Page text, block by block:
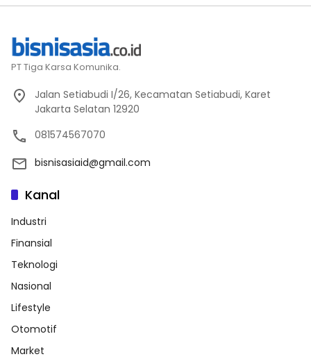
PT Tiga Karsa Komunika.
Jalan Setiabudi I/26, Kecamatan Setiabudi, Karet
Jakarta Selatan 12920
081574567070
bisnisasiaid@gmail.com
Kanal
Industri
Finansial
Teknologi
Nasional
Lifestyle
Otomotif
Market